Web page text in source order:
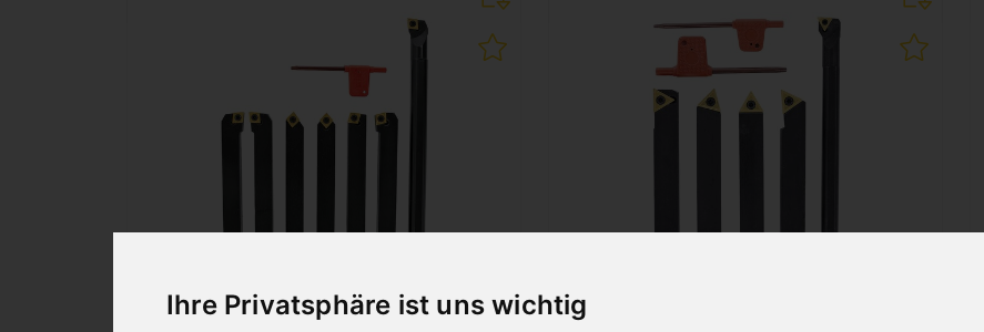
Ihre Privatsphäre ist uns wichtig
DREHMEISSELSATZ MIT
HM-WENDEPLATTEN 20
HM-WENDEPLATTEN 10